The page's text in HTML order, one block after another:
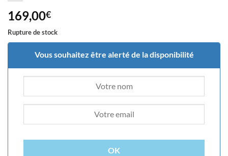
169,00€
Rupture de stock
Vous souhaitez être alerté de la disponibilité
OK